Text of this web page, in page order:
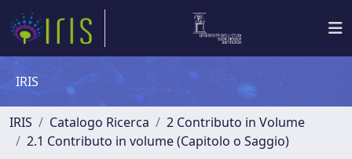
IRIS
IRIS Catalogo Ricerca
2 Contributo in Volume
2.1 Contributo in volume (Capitolo o Saggio)